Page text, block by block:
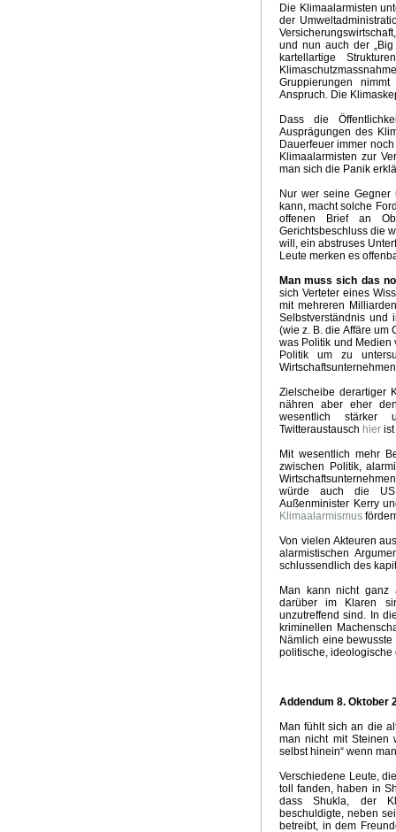
Koalitionsvertrag Klima und Energie
Net Zero 2050 - Weltwirtschaftskrise
Emissionshandel
Emissionsszenarien neuer IPCC Bericht
Qual der
Hochwasserkatastrophe in Südwestdeutschland
Mit Turbo in die Klimadiktatur
Wie realistisch sind 100 Prozent Erneuerbare bis 2050
Märchenstunde Klimaneutralität 2050
Lösung
Mehr Extremwetterlagen durch Treibhausgase
Aktuelle
Update
Gefährlichster Mann
Die
Kein El Nino 2020
Die Klima - Illusion
Klimakrise, Meinungsfreiheit, ökosozialistischer Mob
Zynismus der Klimapolitik
Klimawahn im Hyperdrive
Schlechte Nachrichten für Greta
Brave new green world
Nur 10 Jahre Zeit
Kohleausstieg und Ökodiktatur
Klimakrise - Krise
Unaufhaltsamer Siegeszug der Kohle
Retter vor der
Land der Grünen Illusionen
Die
Emissionshandel und Energiewende
Kapitalismus
Die Ökodiktatur
Liebesgrüsse aus
Witterungsextreme und Klimawandel
GROKO
Fake News Hurricane
Wärmere
Grüne Weihnachten - Weiße Ostern
Aktuelle
Horror für Erneuerbare
Phänomen Trump
Dekarbonisierung Null Komma Vier
Das Stockholm
Aprilwetter
The Rule of
Klimarückblick 2015
Bizarrer Vergleich mit Hitler
Siebenschläfer
Gute Anlageberatung
Klimaversprechen von Elmau
Super Duper El Nino
Sonderabgabe Kohlenkraftwerke
Klima McCarthyismus
Nasser Juli 2014
Glaube
Schadstoff CO2
Klimatrends 2013/2014
Übliches Ritual
Merkels
Hochwasserkatastrophe
Endloswinter
Frühling
Die Klimaalarmisten
der
und nun auch der
kartellartige
Gruppierungen
Anspruch. Die
Dass die
Ausprägungen des
Dauerfeuer immer
Klimaalarmisten zur
man sich die Panik
Nur wer seine Gegner
kann, macht solche
offenen Brief an
Gerichtsbeschluss die
will, ein abstruses
Leute merken es
Man muss sich das
sich Verteter eines
mit mehreren
Selbstverständnis und
(wie z. B. die Affäre um
was Politik und Medien
Politik um zu
Zielscheibe derartiger
nähren aber eher
wesentlich stärker
Twitteraustausch hier
Mit wesentlich mehr
zwischen Politik,
würde auch die US
Außenminister Kerry
Klimaalarmismus
Von vielen Akteuren
alarmistischen
schlussendlich des
Man kann nicht ganz
darüber im Klaren
unzutreffend sind. In
kriminellen
Nämlich eine
politische, ideologische
Addendum 8. Oktober
Man fühlt sich an die
man nicht mit Steinen
selbst hinein“ wenn
Verschiedene Leute,
toll fanden, haben in
dass Shukla, der
beschuldigte, neben
betreibt, in dem